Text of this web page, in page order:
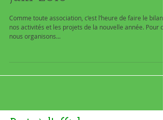
Comme toute association, c’est l’heure de faire le bilan
nos activités et les projets de la nouvelle année. Pour
nous organisons...